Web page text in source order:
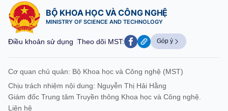
BỘ KHOA HỌC VÀ CÔNG NGHỆ
MINISTRY OF SCIENCE AND TECHNOLOGY
Điều khoản sử dụng Theo dõi MST: Góp ý
Cơ quan chủ quản: Bộ Khoa học và Công nghệ (MST)
Chịu trách nhiệm nội dung: Nguyễn Thị Hải Hằng
Giám đốc Trung tâm Truyền thông Khoa học và Công nghệ.
Liên hệ